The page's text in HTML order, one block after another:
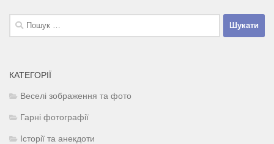
Пошук:
КАТЕГОРІЇ
Веселі зображення та фото
Гарні фотографії
Історії та анекдоти